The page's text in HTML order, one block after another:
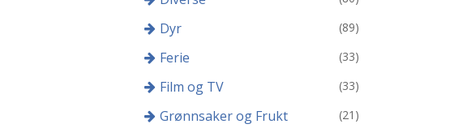
Dyr (89)
Ferie (33)
Film og TV (33)
Grønnsaker og Frukt (21)